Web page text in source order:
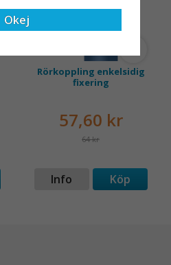
Rörkoppling enkelsidig
fixering
57,60 kr
64 kr
Info Köp
Okej